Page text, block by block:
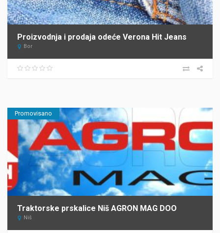
Proizvodnja i prodaja odeće Verona Hit Jeans
Bor
Promovisano
Traktorske prskalice Niš AGRON MAG DOO
Niš